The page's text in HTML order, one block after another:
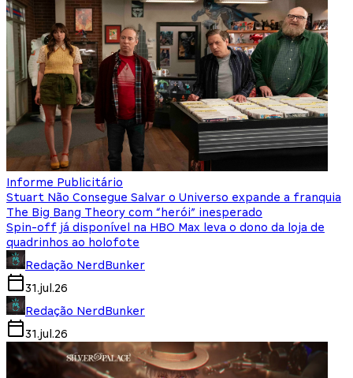
Informe Publicitário
Stuart Não Consegue Salvar o Universo expande a franquia
The Big Bang Theory com “herói” inesperado
Spin-off já disponível na HBO Max leva o dono da loja de
quadrinhos ao holofote
Redação NerdBunker
31.jul.26
Redação NerdBunker
31.jul.26